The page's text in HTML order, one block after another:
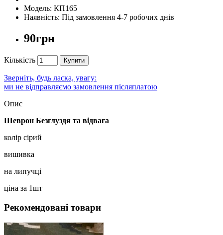
Модель: КП165
Наявність: Під замовлення 4-7 робочих днів
90грн
Кількість Купити
Зверніть, будь ласка, увагу:
ми не відправляємо замовлення післяплатою
Опис
Шеврон Безглуздя та відвага
колір сірий
вишивка
на липучці
ціна за 1шт
Рекомендовані товари